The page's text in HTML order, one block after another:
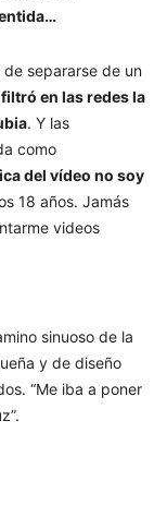
de separarse de un
en las redes la
. Y las
como
del vídeo no soy
18 años. Jamás
videos
sinuoso de la
y de diseño
“Me iba a poner